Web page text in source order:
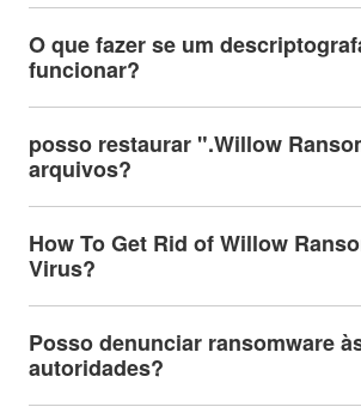
O que fazer se um
funcionar?
posso restaurar ".Willow
arquivos?
How To Get Rid of Willow
Virus?
Posso denunciar ransomware
autoridades?